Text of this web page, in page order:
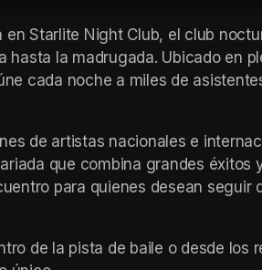
hasta la madrugada. Ubicado en
cada noche a miles de
de artistas nacionales e
que combina grandes éxitos
para quienes desean seguir
de la pista de baile o desde los